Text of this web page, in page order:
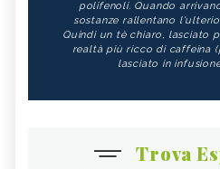
polifenoli. Quando
sostanze rallentano
Quindi un tè chiaro, lasciato
realtà più ricco di caffeina
lasciato in
Trova